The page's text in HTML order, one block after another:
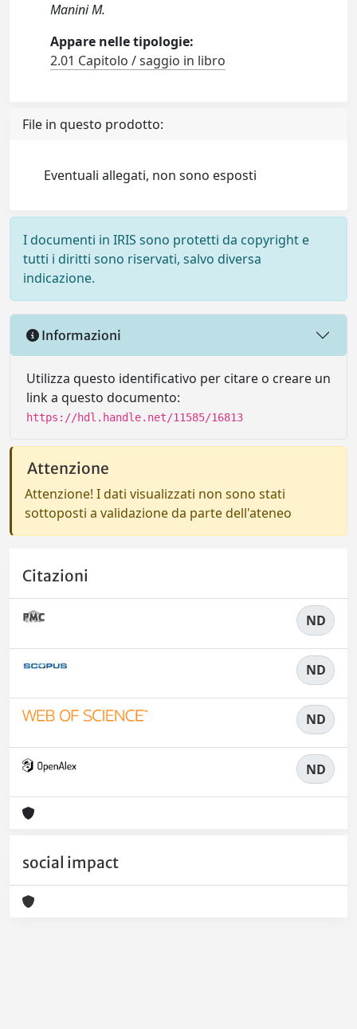
Manini M.
Appare nelle tipologie:
2.01 Capitolo / saggio in libro
File in questo prodotto:
Eventuali allegati, non sono esposti
I documenti in IRIS sono protetti da copyright e
tutti i diritti sono riservati, salvo diversa
indicazione.
Informazioni
Utilizza questo identificativo per citare o creare un
link a questo documento:
https://hdl.handle.net/11585/16813
Attenzione
Attenzione! I dati visualizzati non sono stati
sottoposti a validazione da parte dell'ateneo
Citazioni
ND
ND
ND
ND
social impact